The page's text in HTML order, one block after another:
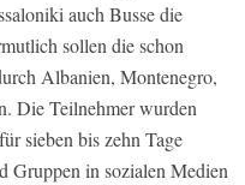
auch Busse die
sollen die schon
Albanien, Montenegro,
Die Teilnehmer wurden
sieben bis zehn Tage
Gruppen in sozialen Medien